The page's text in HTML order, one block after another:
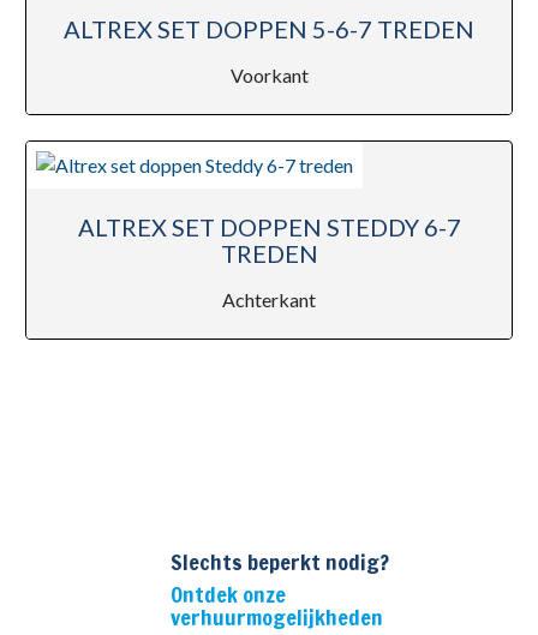
ALTREX SET DOPPEN 5-6-7 TREDEN
Voorkant
ALTREX SET DOPPEN STEDDY 6-7
TREDEN
Achterkant
Slechts beperkt nodig?
Ontdek onze
verhuurmogelijkheden